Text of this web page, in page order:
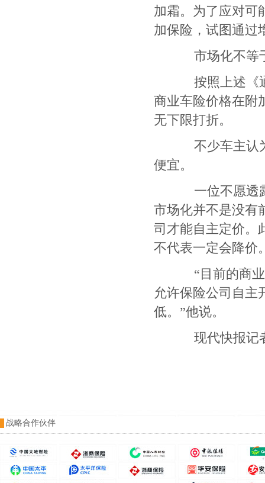
加霜。为了应对可
加保险，试图通过
市场化不等
按照上述《通
商业车险价格在附
无下限打折。
不少车主认为
便宜。
一位不愿透露
市场化并不是没有
司才能自主定价。
不代表一定会降价
“ 目前的商
允许保险公司自主
低。 ”他说。
现代快报记
战略合作伙伴